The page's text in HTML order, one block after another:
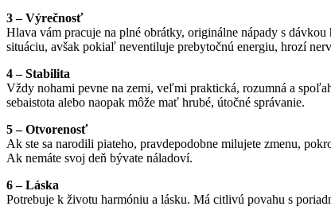
3 – Výrečnosť
Hlava vám pracuje na plné obrátky, originálne nápady s
situáciu, avšak pokiaľ neventiluje prebytočnú energiu, hrozí
4 – Stabilita
Vždy nohami pevne na zemi, veľmi praktická, rozumná a
sebaistota alebo naopak môže mať hrubé, útočné správanie.
5 – Otvorenosť
Ak ste sa narodili piateho, pravdepodobne milujete zmenu,
Ak nemáte svoj deň bývate náladoví.
6 – Láska
Potrebuje k životu harmóniu a lásku. Má citlivú povahu s